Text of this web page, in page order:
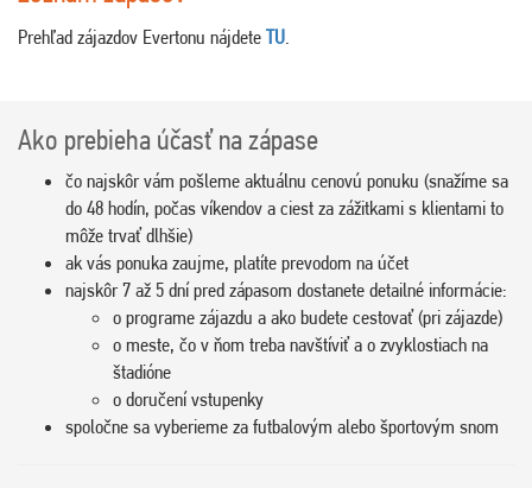
Prehľad zájazdov Evertonu nájdete TU.
Ako prebieha účasť na zápase
čo najskôr vám pošleme aktuálnu cenovú ponuku (snažíme sa
do 48 hodín, počas víkendov a ciest za zážitkami s klientami to
môže trvať dlhšie)
ak vás ponuka zaujme, platíte prevodom na účet
najskôr 7 až 5 dní pred zápasom dostanete detailné informácie:
o programe zájazdu a ako budete cestovať (pri zájazde)
o meste, čo v ňom treba navštíviť a o zvyklostiach na
štadióne
o doručení vstupenky
spoločne sa vyberieme za futbalovým alebo športovým snom